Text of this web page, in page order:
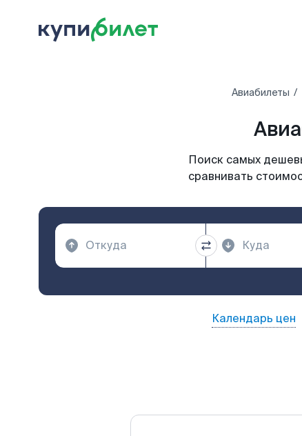
Авиабилеты
Поиск самых
сравнивать
Календарь цен